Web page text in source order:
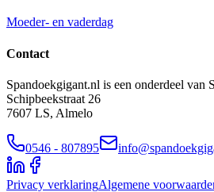
Moeder- en vaderdag
Contact
Spandoekgigant.nl is een onderdeel van
Schipbeekstraat 26
7607 LS, Almelo
0546 - 807895
Privacy verklaringAlgemene